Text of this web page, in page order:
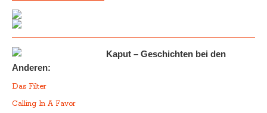
Kaput – Geschichten bei den
Anderen:
Das Filter
Calling In A Favor